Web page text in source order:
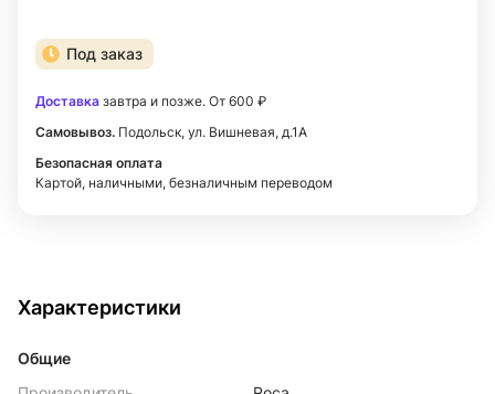
Под заказ
Доставка завтра и позже. От 600 ₽
Самовывоз. Подольск, ул. Вишневая, д.1А
Безопасная оплата
Картой, наличными, безналичным переводом
Характеристики
Общие